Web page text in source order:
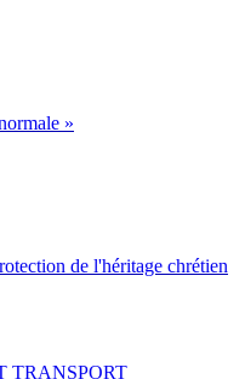
»
de l'héritage chrétien
TRANSPORT